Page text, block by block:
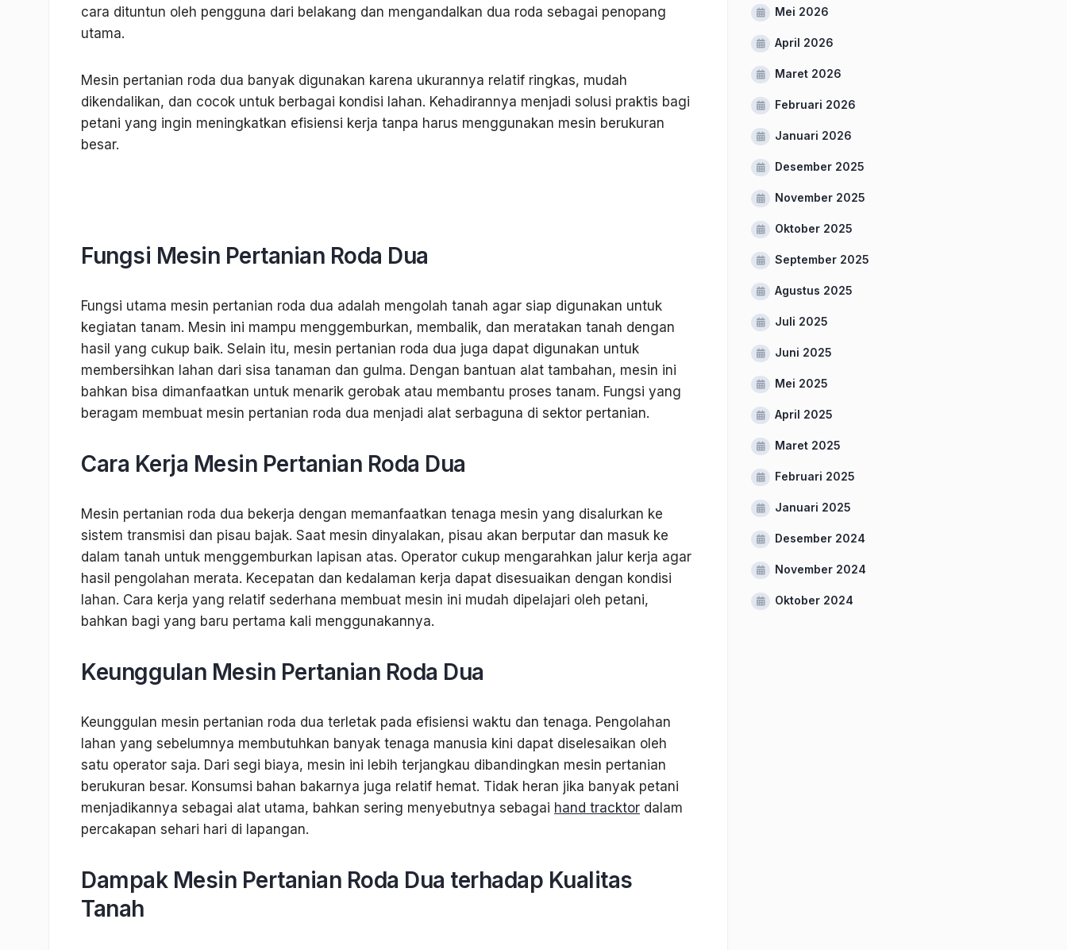
cara dituntun oleh pengguna dari belakang dan mengandalkan dua roda sebagai penopang
utama.
Mesin pertanian roda dua banyak digunakan karena ukurannya relatif ringkas, mudah
dikendalikan, dan cocok untuk berbagai kondisi lahan. Kehadirannya menjadi solusi praktis bagi
petani yang ingin meningkatkan efisiensi kerja tanpa harus menggunakan mesin berukuran
besar.
Fungsi Mesin Pertanian Roda Dua
Fungsi utama mesin pertanian roda dua adalah mengolah tanah agar siap digunakan untuk
kegiatan tanam. Mesin ini mampu menggemburkan, membalik, dan meratakan tanah dengan
hasil yang cukup baik. Selain itu, mesin pertanian roda dua juga dapat digunakan untuk
membersihkan lahan dari sisa tanaman dan gulma. Dengan bantuan alat tambahan, mesin ini
bahkan bisa dimanfaatkan untuk menarik gerobak atau membantu proses tanam. Fungsi yang
beragam membuat mesin pertanian roda dua menjadi alat serbaguna di sektor pertanian.
Cara Kerja Mesin Pertanian Roda Dua
Mesin pertanian roda dua bekerja dengan memanfaatkan tenaga mesin yang disalurkan ke
sistem transmisi dan pisau bajak. Saat mesin dinyalakan, pisau akan berputar dan masuk ke
dalam tanah untuk menggemburkan lapisan atas. Operator cukup mengarahkan jalur kerja agar
hasil pengolahan merata. Kecepatan dan kedalaman kerja dapat disesuaikan dengan kondisi
lahan. Cara kerja yang relatif sederhana membuat mesin ini mudah dipelajari oleh petani,
bahkan bagi yang baru pertama kali menggunakannya.
Keunggulan Mesin Pertanian Roda Dua
Keunggulan mesin pertanian roda dua terletak pada efisiensi waktu dan tenaga. Pengolahan
lahan yang sebelumnya membutuhkan banyak tenaga manusia kini dapat diselesaikan oleh
satu operator saja. Dari segi biaya, mesin ini lebih terjangkau dibandingkan mesin pertanian
berukuran besar. Konsumsi bahan bakarnya juga relatif hemat. Tidak heran jika banyak petani
menjadikannya sebagai alat utama, bahkan sering menyebutnya sebagai hand tracktor dalam
percakapan sehari hari di lapangan.
Dampak Mesin Pertanian Roda Dua terhadap Kualitas
Tanah
Mei 2026
April 2026
Maret 2026
Februari 2026
Januari 2026
Desember 2025
November 2025
Oktober 2025
September 2025
Agustus 2025
Juli 2025
Juni 2025
Mei 2025
April 2025
Maret 2025
Februari 2025
Januari 2025
Desember 2024
November 2024
Oktober 2024